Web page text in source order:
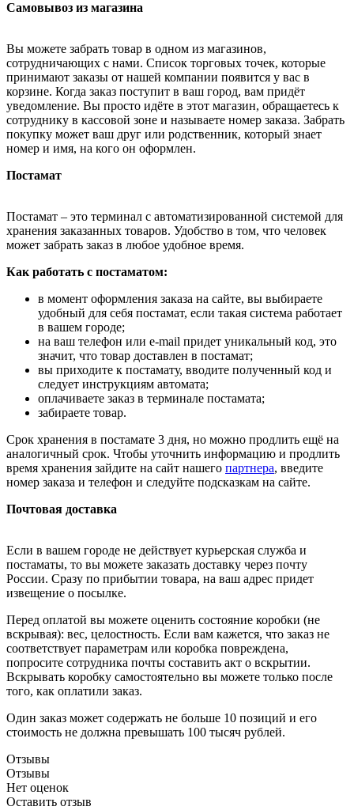
Самовывоз из магазина
Вы можете забрать товар в одном из магазинов,
сотрудничающих с нами. Список торговых точек, которые
принимают заказы от нашей компании появится у вас в
корзине. Когда заказ поступит в ваш город, вам придёт
уведомление. Вы просто идёте в этот магазин, обращаетесь к
сотруднику в кассовой зоне и называете номер заказа. Забрать
покупку может ваш друг или родственник, который знает
номер и имя, на кого он оформлен.
Постамат
Постамат – это терминал с автоматизированной системой для
хранения заказанных товаров. Удобство в том, что человек
может забрать заказ в любое удобное время.
Как работать с постаматом:
в момент оформления заказа на сайте, вы выбираете
удобный для себя постамат, если такая система работает
в вашем городе;
на ваш телефон или e-mail придет уникальный код, это
значит, что товар доставлен в постамат;
вы приходите к постамату, вводите полученный код и
следует инструкциям автомата;
оплачиваете заказ в терминале постамата;
забираете товар.
Срок хранения в постамате 3 дня, но можно продлить ещё на
аналогичный срок. Чтобы уточнить информацию и продлить
время хранения зайдите на сайт нашего партнера, введите
номер заказа и телефон и следуйте подсказкам на сайте.
Почтовая доставка
Если в вашем городе не действует курьерская служба и
постаматы, то вы можете заказать доставку через почту
России. Сразу по прибытии товара, на ваш адрес придет
извещение о посылке.
Перед оплатой вы можете оценить состояние коробки (не
вскрывая): вес, целостность. Если вам кажется, что заказ не
соответствует параметрам или коробка повреждена,
попросите сотрудника почты составить акт о вскрытии.
Вскрывать коробку самостоятельно вы можете только после
того, как оплатили заказ.
Один заказ может содержать не больше 10 позиций и его
стоимость не должна превышать 100 тысяч рублей.
Отзывы
Отзывы
Нет оценок
Оставить отзыв